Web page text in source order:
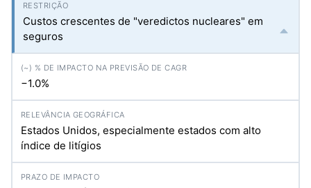
Custos crescentes de "veredictos nucleares" em
seguros
−1.0%
Estados Unidos, especialmente estados com alto
índice de litígios